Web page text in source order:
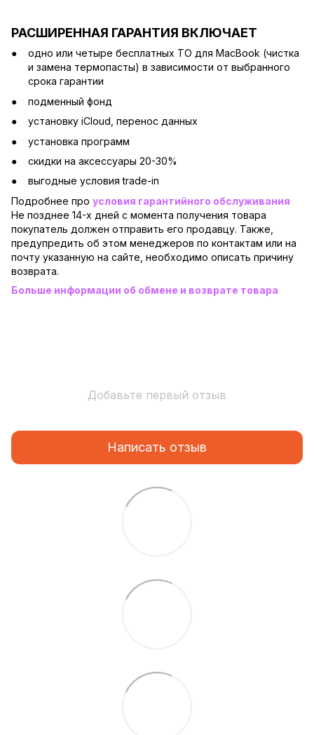
РАСШИРЕННАЯ ГАРАНТИЯ ВКЛЮЧАЕТ
одно или четыре бесплатных ТО для MacBook (чистка
и замена термопасты) в зависимости от выбранного
срока гарантии
подменный фонд
установку iCloud, перенос данных
установка программ
скидки на аксессуары 20-30%
выгодные условия trade-in
Подробнее про условия гарантийного обслуживания
Не позднее 14-х дней с момента получения товара
покупатель должен отправить его продавцу. Также,
предупредить об этом менеджеров по контактам или на
почту указанную на сайте, необходимо описать причину
возврата.
Больше информации об обмене и возврате товара
Добавьте первый отзыв
Написать отзыв